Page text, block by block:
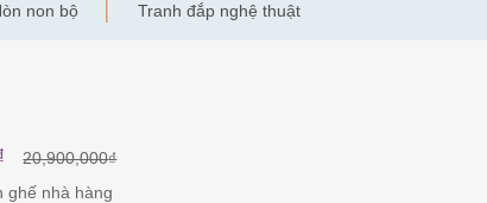
non bộ Tranh đắp nghệ thuật
20,900,000₫
ghế nhà hàng